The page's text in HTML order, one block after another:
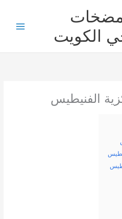
مضخات
الكويت
الفنيطيس